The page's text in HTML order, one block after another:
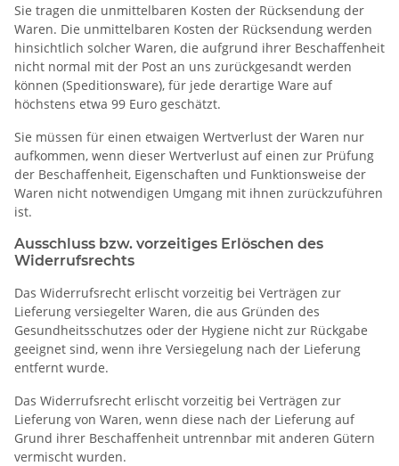
Sie tragen die unmittelbaren Kosten der Rücksendung der
Waren. Die unmittelbaren Kosten der Rücksendung werden
hinsichtlich solcher Waren, die aufgrund ihrer Beschaffenheit
nicht normal mit der Post an uns zurückgesandt werden
können (Speditionsware), für jede derartige Ware auf
höchstens etwa 99 Euro geschätzt.
Sie müssen für einen etwaigen Wertverlust der Waren nur
aufkommen, wenn dieser Wertverlust auf einen zur Prüfung
der Beschaffenheit, Eigenschaften und Funktionsweise der
Waren nicht notwendigen Umgang mit ihnen zurückzuführen
ist.
Ausschluss bzw. vorzeitiges Erlöschen des
Widerrufsrechts
Das Widerrufsrecht erlischt vorzeitig bei Verträgen zur
Lieferung versiegelter Waren, die aus Gründen des
Gesundheitsschutzes oder der Hygiene nicht zur Rückgabe
geeignet sind, wenn ihre Versiegelung nach der Lieferung
entfernt wurde.
Das Widerrufsrecht erlischt vorzeitig bei Verträgen zur
Lieferung von Waren, wenn diese nach der Lieferung auf
Grund ihrer Beschaffenheit untrennbar mit anderen Gütern
vermischt wurden.